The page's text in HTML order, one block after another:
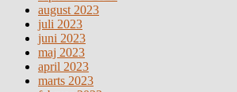
august 2023
juli 2023
juni 2023
maj 2023
april 2023
marts 2023